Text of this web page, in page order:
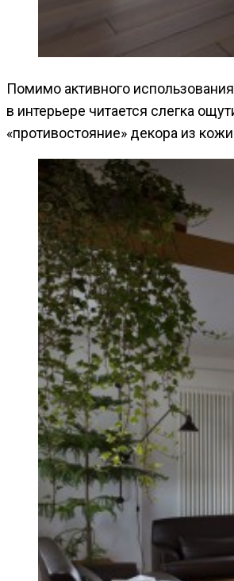
Помимо активного
в интерьере читается слегка
«противостояние» декора из